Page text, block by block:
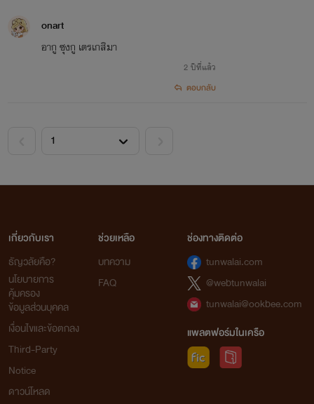
เพื่อนสนิทสุดซี้ของมิกิ สนิทกันจนรู้ทุกซอกทุกมุมของกัน
และกัน จนบางทีก็ดูเกินเลยเพื่อนไปสักหน่อย
onart
อากู ซุงกู เตรเกสิมา
2 ปีที่แล้ว
ตอบกลับ
เกี่ยวกับเรา
ธัญวลัยคือ?
นโยบายการ
คุ้มครอง
ข้อมูลส่วนบุคคล
เงื่อนไขและข้อตกลง
Third-Party
Notice
ดาวน์โหลด
ช่วยเหลือ
บทความ
FAQ
ช่องทางติดต่อ
tunwalai.com
@webtunwalai
tunwalai@ookbee.com
แพลตฟอร์มในเครือ